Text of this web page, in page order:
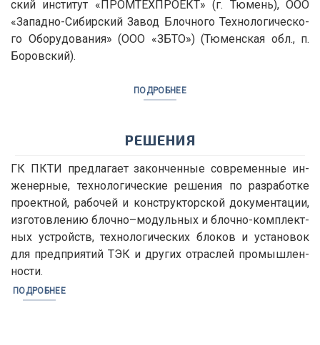
ский ин­сти­тут «ПРОМ­ТЕХ­ПРО­ЕКТ» (г. Тю­мень), ООО
«За­пад­но-Си­бир­ский За­вод Блоч­но­го Тех­но­ло­ги­че­ско­
го Обо­ру­до­ва­ния» (ООО «ЗБТО») (Тю­мен­ская обл., п.
Бо­ров­ский).
ПОДРОБНЕЕ
РЕШЕНИЯ
ГК ПКТИ пред­ла­га­ет за­кон­чен­ные со­вре­мен­ные ин­
же­нер­ные, тех­но­ло­ги­че­ские ре­ше­ния по раз­ра­бот­ке
про­ект­ной, ра­бо­чей и кон­струк­тор­ской до­ку­мен­та­ции,
из­го­тов­ле­нию блоч­но–мо­дуль­ных и блоч­но-ком­плект­
ных устройств, тех­но­ло­ги­че­ских бло­ков и уста­но­вок
для пред­при­я­тий ТЭК и дру­гих от­рас­лей про­мыш­лен­
но­сти.
ПОДРОБНЕЕ